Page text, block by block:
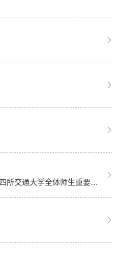
深入学习贯彻习近平总书记给四所交通大学全体师生重要回信精神